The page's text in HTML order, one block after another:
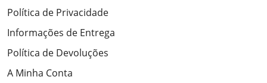
Política de Privacidade
Informações de Entrega
Política de Devoluções
A Minha Conta